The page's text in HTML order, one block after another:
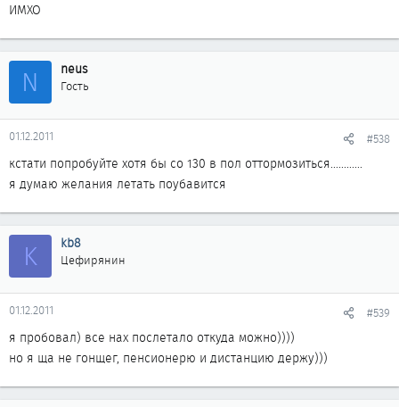
ИМХО
N neus
Гость
01.12.2011 #538
кстати попробуйте хотя бы со 130 в пол оттормозиться............
я думаю желания летать поубавится
K kb8
Цефирянин
01.12.2011 #539
я пробовал) все нах послетало откуда можно))))
но я ща не гонщег, пенсионерю и дистанцию держу)))